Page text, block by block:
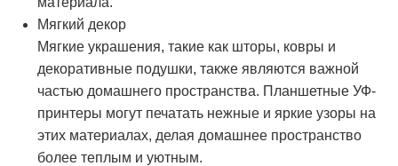
Мягкий декор
Мягкие украшения, такие как шторы, ковры и
декоративные подушки, также являются важной
частью домашнего пространства. Планшетные УФ-
принтеры могут печатать нежные и яркие узоры на
этих материалах, делая домашнее пространство
более теплым и уютным.